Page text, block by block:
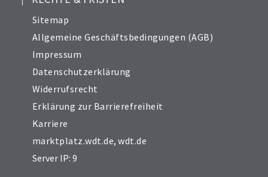
Sitemap
Allgemeine Geschäftsbedingungen (AGB)
Impressum
Datenschutzerklärung
Widerrufsrecht
Erklärung zur Barrierefreiheit
Karriere
marktplatz.wdt.de,wdt.de
Server IP: 9